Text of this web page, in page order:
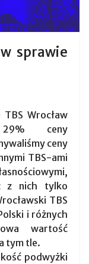
sprawie
TBS Wrocław
ceny
ceny
TBS-ami
z nich tylko
TBS
i różnych
wartość
tym tle.
podwyżki